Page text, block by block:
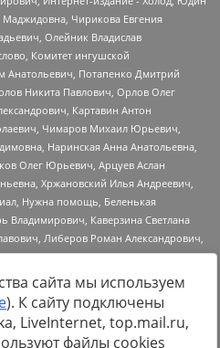
uploaded/files/reestr-
данные на22.03.2024
сайта мы используем
). К сайту подключены
LiveInternet, top.mail.ru,
файлы cookies